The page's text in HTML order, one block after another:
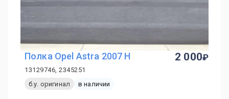
Полка Opel Astra 2007 H
13129746, 2345251
б.у. оригинал
в наличии
2 000